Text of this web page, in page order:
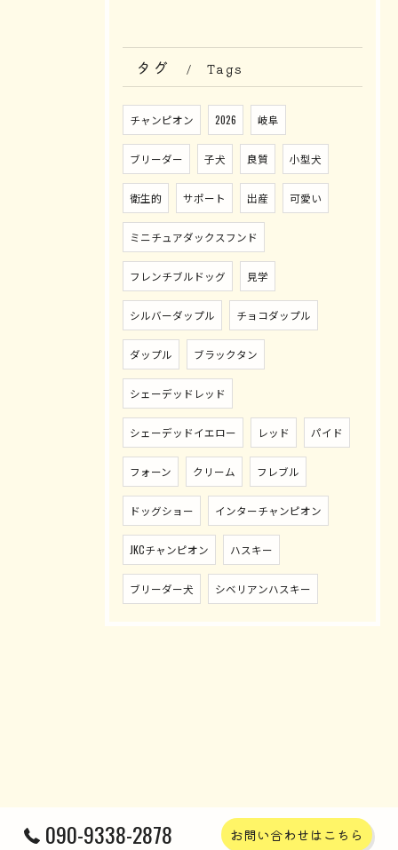
タグ Tags
チャンピオン 2026 岐阜
ブリーダー 子犬 良質 小型犬
衛生的 サポート 出産 可愛い
ミニチュアダックスフンド
フレンチブルドッグ 見学
シルバーダップル チョコダップル
ダップル ブラックタン
シェーデッドレッド
シェーデッドイエロー レッド パイド
フォーン クリーム フレブル
ドッグショー インターチャンピオン
JKCチャンピオン ハスキー
ブリーダー犬 シベリアンハスキー
090-9338-2878 お問い合わせはこちら